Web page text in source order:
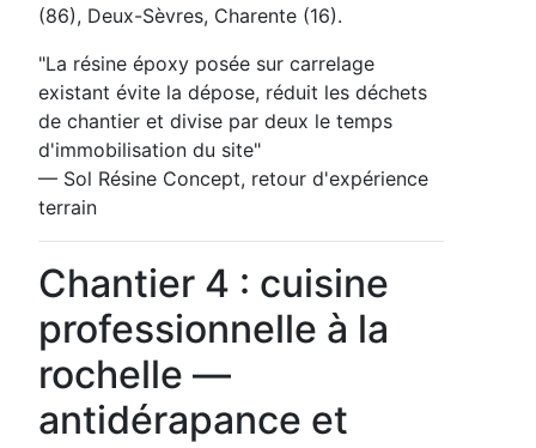
(86), Deux-Sèvres, Charente (16).
"La résine époxy posée sur carrelage
existant évite la dépose, réduit les déchets
de chantier et divise par deux le temps
d'immobilisation du site"
— Sol Résine Concept, retour d'expérience
terrain
Chantier 4 : cuisine
professionnelle à la
rochelle —
antidérapance et